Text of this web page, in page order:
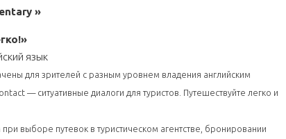
»
язык
для зрителей с разным уровнем владения английским
— ситуативные диалоги для туристов. Путешествуйте легко и
выборе путевок в туристическом агентстве, бронировании